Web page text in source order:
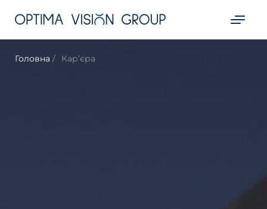
Головна Кар’єра